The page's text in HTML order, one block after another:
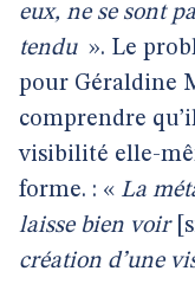
eux, ne se sont
tendu ». Le
pour Géraldine
comprendre
visibilité elle-
forme. : « La
laisse bien voir
création d’une